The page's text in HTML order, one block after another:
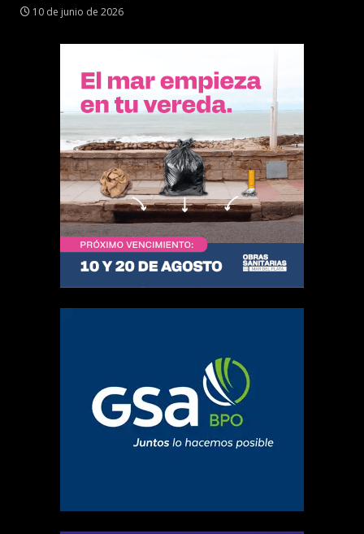
10 de junio de 2026